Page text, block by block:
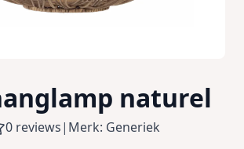
naturel
0 reviews| Merk: Generiek